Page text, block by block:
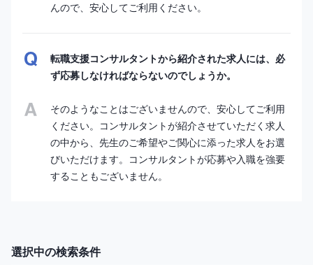
んので、安心してご利用ください。
転職支援コンサルタントから紹介された求人には、必
ず応募しなければならないのでしょうか。
そのようなことはございませんので、安心してご利用
ください。コンサルタントが紹介させていただく求人
の中から、先生のご希望やご関心に添った求人をお選
びいただけます。コンサルタントが応募や入職を強要
することもございません。
選択中の検索条件